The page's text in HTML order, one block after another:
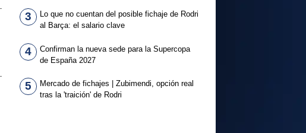
3
Lo que no cuentan del posible fichaje de Rodri
al Barça: el salario clave
4
Confirman la nueva sede para la Supercopa
de España 2027
5
Mercado de fichajes | Zubimendi, opción real
tras la 'traición' de Rodri